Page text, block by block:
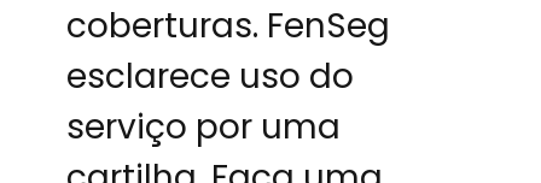
coberturas. FenSeg
esclarece uso do
serviço por uma